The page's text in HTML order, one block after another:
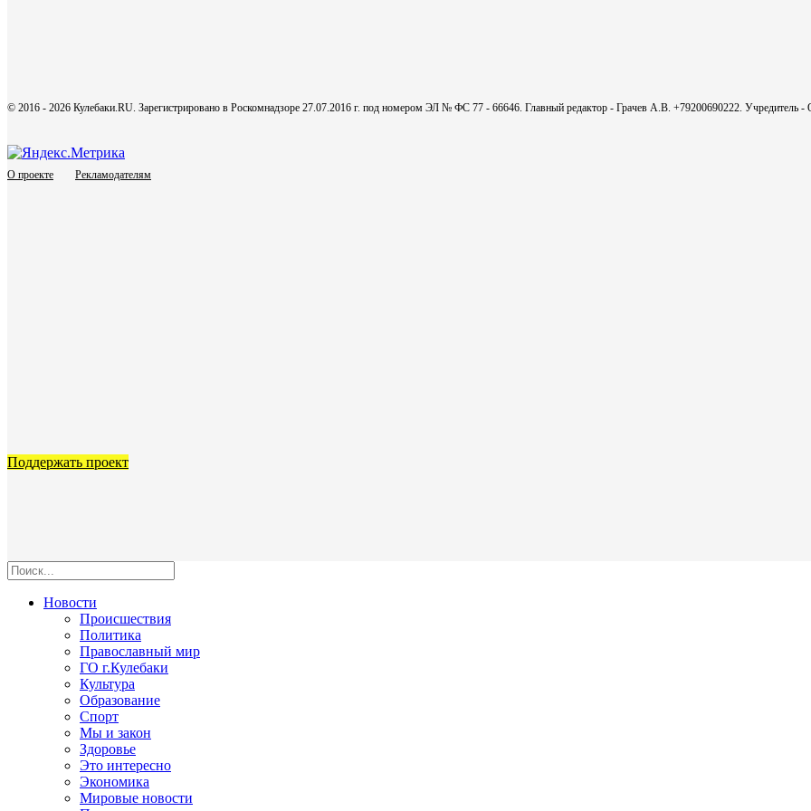
© 2016 - 2026 Кулебаки.RU. Зарегистрировано в Роскомнадзоре 27.07.2016 г. под номером ЭЛ № ФС 77 - 66646. Главный редактор - Грачев А.В. +79200690222.
О проекте Рекламодателям
Поддержать проект
Новости
Происшествия
Политика
Православный мир
ГО г.Кулебаки
Культура
Образование
Спорт
Мы и закон
Здоровье
Это интересно
Экономика
Мировые новости